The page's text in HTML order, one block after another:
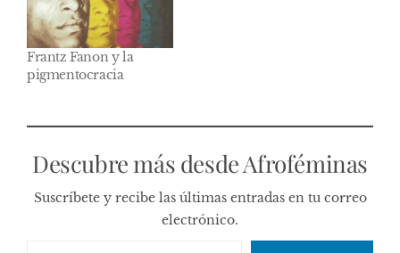
Frantz Fanon y la
pigmentocracia
Descubre más desde Afroféminas
Suscríbete y recibe las últimas entradas en tu correo
electrónico.